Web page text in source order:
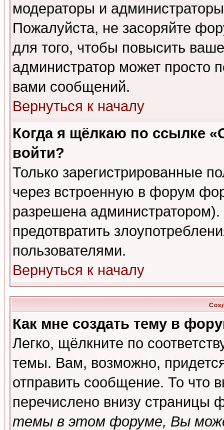
модераторы и
Пожалуйста, не засоряйте
для того, чтобы повысить
администратор может просто
вами сообщений.
Вернуться к началу
Когда я щёлкаю по ссылке
войти?
Только зарегистрированные
через встроенную в форум
разрешена
предотвратить
пользователями.
Вернуться к началу
Как мне создать тему в
Легко, щёлкните по
темы. Вам, возможно,
отправить сообщение. То что
перечислено внизу страницы
темы в этом форуме, Вы